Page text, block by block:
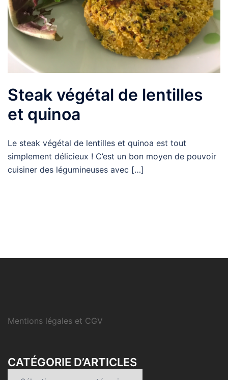
Steak végétal de lentilles
et quinoa
Le steak végétal de lentilles et quinoa est tout
simplement délicieux ! C’est un bon moyen de pouvoir
cuisiner des légumineuses avec […]
Mentions légales et CGV
CATÉGORIE D’ARTICLES